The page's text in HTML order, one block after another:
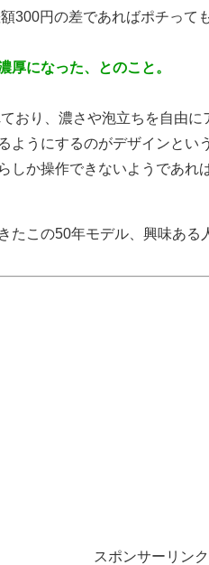
300円の差であればポチって
厚になった、とのこと。
おり、濃さや泡立ちを自由に
ようにするのがデザインとい
しか操作できないようであれ
たこの50年モデル、興味ある
スポンサーリンク